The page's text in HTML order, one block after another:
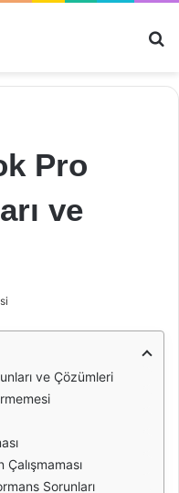
Pro
ve
ve Çözümleri
Çalışmaması
Sorunları